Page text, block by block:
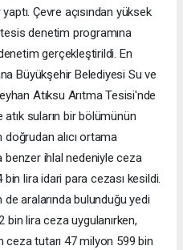
Çevre açısından yüksek
tesis denetim programına
gerçekleştirildi. En
Büyükşehir Belediyesi Su ve
Atıksu Arıtma Tesisi'nde
suların bir bölümünün
alıcı ortama
benzer ihlal nedeniyle ceza
lira idari para cezası kesildi.
aralarında bulunduğu yedi
lira ceza uygulanırken,
tutarı 47 milyon 599 bin